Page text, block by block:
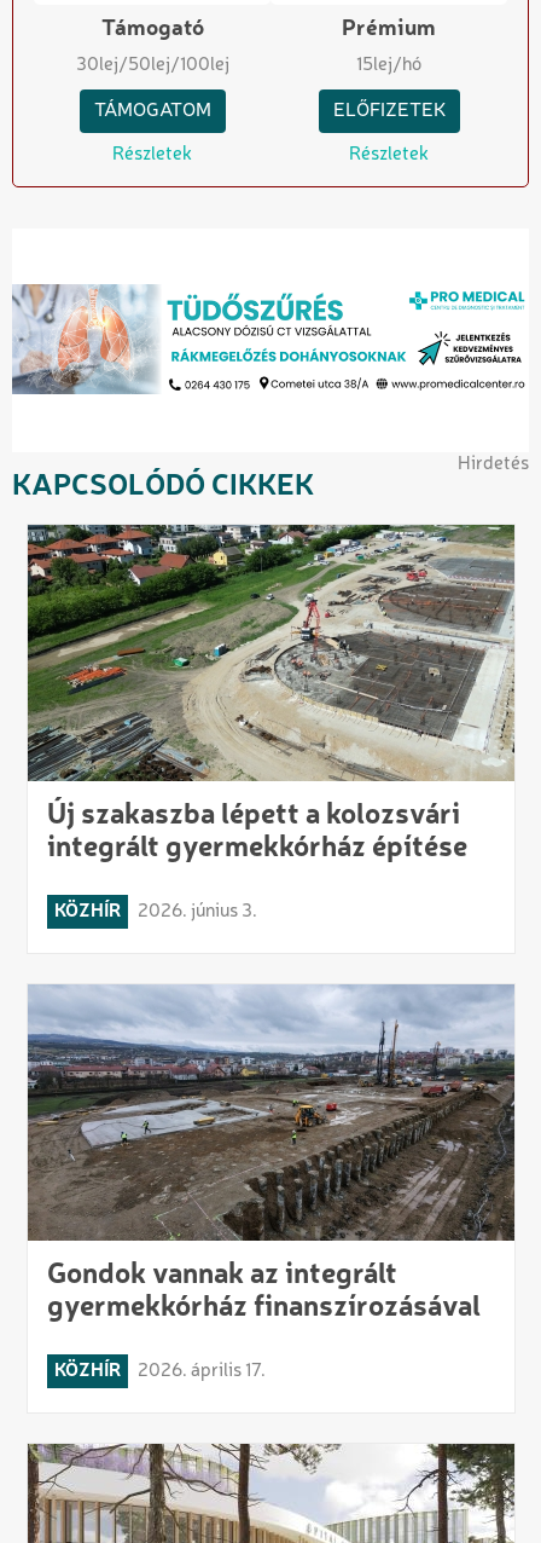
Támogató
30lej/50lej/100lej
TÁMOGATOM
Részletek
Prémium
15lej/hó
ELŐFIZETEK
Részletek
Hirdetés
KAPCSOLÓDÓ CIKKEK
Új szakaszba lépett a kolozsvári
integrált gyermekkórház építése
KÖZHÍR 2026. június 3.
Gondok vannak az integrált
gyermekkórház finanszírozásával
KÖZHÍR 2026. április 17.